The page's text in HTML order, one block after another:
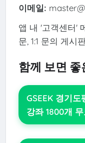
이메일:
앱 내 '고객센터'
문, 1:1 문의 게시
함께 보면 좋
GSEEK 경기
강좌 1800개